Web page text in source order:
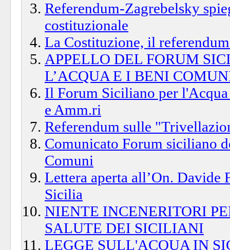
Referendum-Zagrebelsky
costituzionale
La Costituzione, il
APPELLO DEL FORUM
L’ACQUA E I BENI
Il Forum Siciliano per
e Amm.ri
Referendum sulle
Comunicato Forum siciliano
Comuni
Lettera aperta all’On. Davide
Sicilia
NIENTE INCENERITORI
SALUTE DEI SICILIANI
LEGGE SULL'ACQUA IN